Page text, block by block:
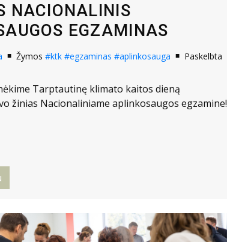
NACIONALINIS
EGZAMINAS
Žymos #ktk #egzaminas #aplinkosauga
Paskelbta
Tarptautinę klimato kaitos dieną
žinias Nacionaliniame aplinkosaugos egzamine!